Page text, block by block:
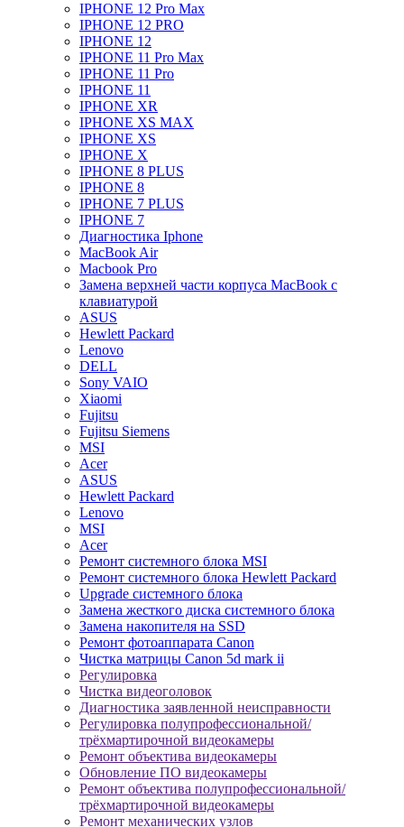
IPHONE 12 Pro Max
IPHONE 12 PRO
IPHONE 12
IPHONE 11 Pro Max
IPHONE 11 Pro
IPHONE 11
IPHONE XR
IPHONE XS MAX
IPHONE XS
IPHONE X
IPHONE 8 PLUS
IPHONE 8
IPHONE 7 PLUS
IPHONE 7
Диагностика Iphone
MacBook Air
Macbook Pro
Замена верхней части корпуса MacBook с
клавиатурой
ASUS
Hewlett Packard
Lenovo
DELL
Sony VAIO
Xiaomi
Fujitsu
Fujitsu Siemens
MSI
Acer
ASUS
Hewlett Packard
Lenovo
MSI
Acer
Ремонт системного блока MSI
Ремонт системного блока Hewlett Packard
Upgrade системного блока
Замена жесткого диска системного блока
Замена накопителя на SSD
Ремонт фотоаппарата Canon
Чистка матрицы Canon 5d mark ii
Регулировка
Чистка видеоголовок
Диагностика заявленной неисправности
Регулировка полупрофессиональной/
трёхмартирочной видеокамеры
Ремонт объектива видеокамеры
Обновление ПО видеокамеры
Ремонт объектива полупрофессиональной/
трёхмартирочной видеокамеры
Ремонт механических узлов